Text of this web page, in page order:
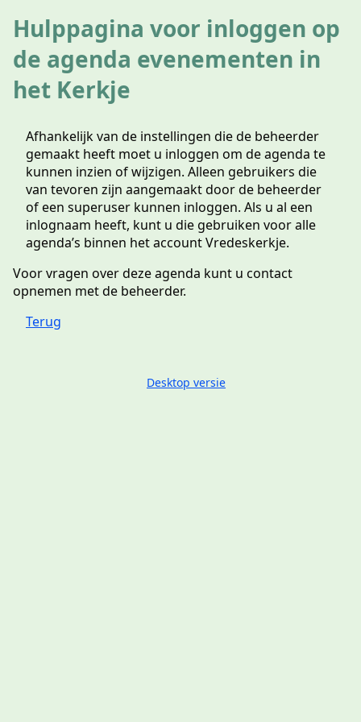
Hulppagina voor inloggen op
de agenda evenementen in
het Kerkje
Afhankelijk van de instellingen die de beheerder
gemaakt heeft moet u inloggen om de agenda te
kunnen inzien of wijzigen. Alleen gebruikers die
van tevoren zijn aangemaakt door de beheerder
of een superuser kunnen inloggen. Als u al een
inlognaam heeft, kunt u die gebruiken voor alle
agenda’s binnen het account Vredeskerkje.
Voor vragen over deze agenda kunt u contact
opnemen met de beheerder.
Terug
Desktop versie